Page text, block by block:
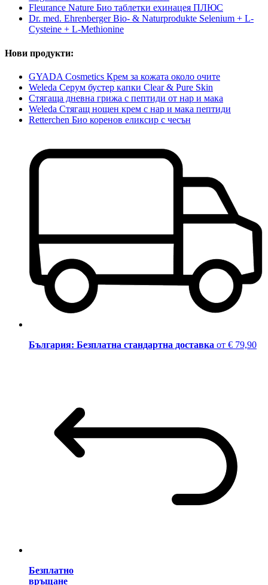
Fleurance Nature Био таблетки ехинацея ПЛЮС
Dr. med. Ehrenberger Bio- & Naturprodukte Selenium + L-
Cysteine + L-Methionine
Нови продукти:
GYADA Cosmetics Крем за кожата около очите
Weleda Серум бустер капки Clear & Pure Skin
Стягаща дневна грижа с пептиди от нар и мака
Weleda Стягащ нощен крем с нар и мака пептиди
Retterchen Био коренов еликсир с чесън
България: Безплатна стандартна доставка от € 79,90
Безплатно
връщане